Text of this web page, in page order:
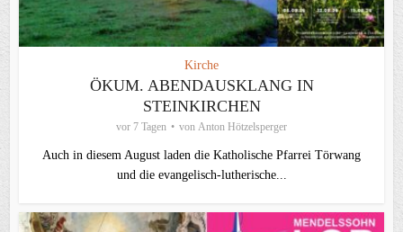
Kirche
ÖKUM. ABENDAUSKLANG IN
STEINKIRCHEN
vor 7 Tagen von Anton Hötzelsperger
Auch in diesem August laden die Katholische Pfarrei Törwang
und die evangelisch‑lutherische...